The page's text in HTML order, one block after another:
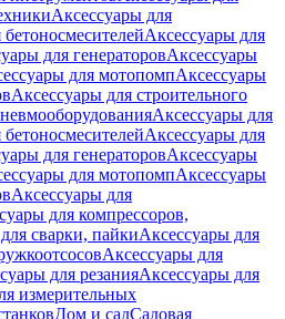
Аксессуары для
Аксессуары для
для генераторовАксессуары
для мотопомпАксессуары
Аксессуары для строительного
Аксессуары для
Аксессуары для
для генераторовАксессуары
для мотопомпАксессуары
Аксессуары для
для компрессоров,
сварки, пайкиАксессуары для
Аксессуары для
для резанияАксессуары для
измерительных
Дом и садСадовая